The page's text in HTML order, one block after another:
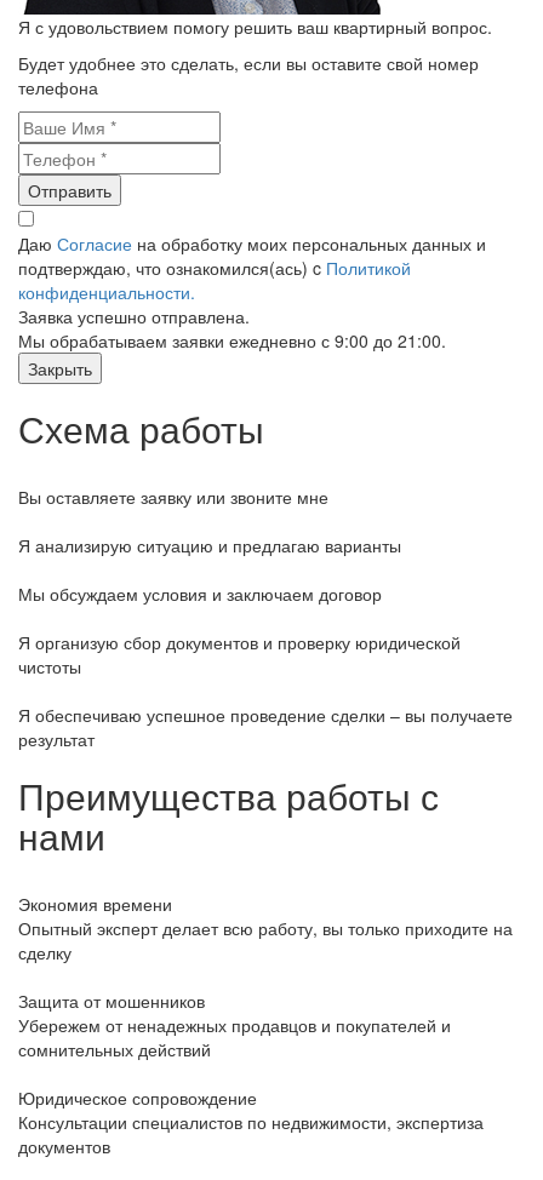
Я с удовольствием помогу решить ваш квартирный вопрос.
Будет удобнее это сделать, если вы оставите свой номер
телефона
Отправить
Даю Согласие на обработку моих персональных данных и
подтверждаю, что ознакомился(ась) c Политикой
конфиденциальности.
Заявка успешно отправлена.
Мы обрабатываем заявки ежедневно с 9:00 до 21:00.
Закрыть
Схема работы
Вы оставляете заявку или звоните мне
Я анализирую ситуацию и предлагаю варианты
Мы обсуждаем условия и заключаем договор
Я организую сбор документов и проверку юридической
чистоты
Я обеспечиваю успешное проведение сделки – вы получаете
результат
Преимущества работы с
нами
Экономия времени
Опытный эксперт делает всю работу, вы только приходите на
сделку
Защита от мошенников
Убережем от ненадежных продавцов и покупателей и
сомнительных действий
Юридическое сопровождение
Консультации специалистов по недвижимости, экспертиза
документов